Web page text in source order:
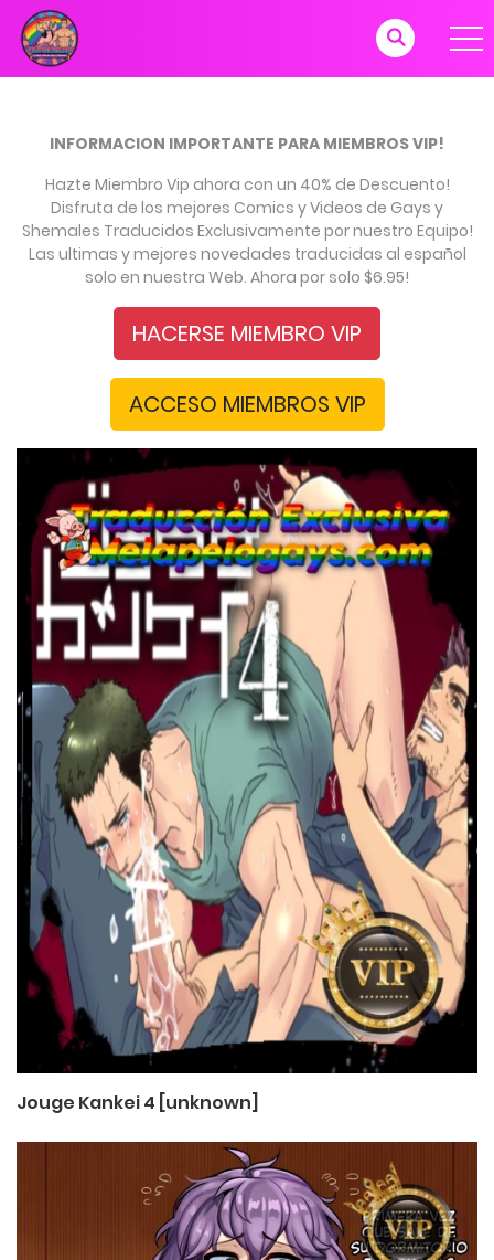
INFORMACION IMPORTANTE PARA MIEMBROS VIP!
Hazte Miembro Vip ahora con un 40% de Descuento!
Disfruta de los mejores Comics y Videos de Gays y
Shemales Traducidos Exclusivamente por nuestro Equipo!
Las ultimas y mejores novedades traducidas al español
solo en nuestra Web. Ahora por solo $6.95!
HACERSE MIEMBRO VIP
ACCESO MIEMBROS VIP
Jouge Kankei 4 [unknown]